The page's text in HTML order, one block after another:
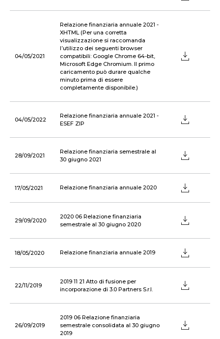
04/05/2021
Relazione finanziaria annuale 2021 -
XHTML (Per una corretta
visualizzazione si raccomanda
l’utilizzo dei seguenti browser
compatibili: Google Chrome 64-bit,
Microsoft Edge Chromium. Il primo
caricamento può durare qualche
minuto prima di essere
completamente disponibile.)
04/05/2022
Relazione finanziaria annuale 2021 -
ESEF ZIP
28/09/2021
Relazione finanziaria semestrale al
30 giugno 2021
17/05/2021 Relazione finanziaria annuale 2020
29/09/2020
2020 06 Relazione finanziaria
semestrale al 30 giugno 2020
18/05/2020 Relazione finanziaria annuale 2019
22/11/2019
2019 11 21 Atto di fusione per
incorporazione di 3.0 Partners S.r.l.
26/09/2019
2019 06 Relazione finanziaria
semestrale consolidata al 30 giugno
2019